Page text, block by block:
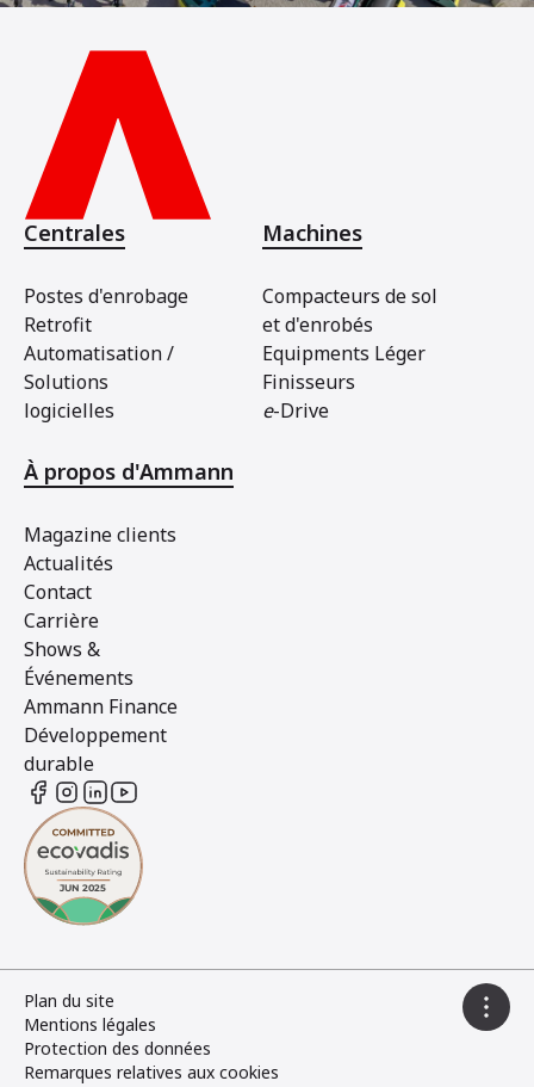
Centrales
Postes d'enrobage
Retrofit
Automatisation /
Solutions
logicielles
Machines
Compacteurs de sol
et d'enrobés
Equipments Léger
Finisseurs
e-Drive
À propos d'Ammann
Magazine clients
Actualités
Contact
Carrière
Shows &
Événements
Ammann Finance
Développement
durable
Plan du site
Mentions légales
Protection des données
Remarques relatives aux cookies